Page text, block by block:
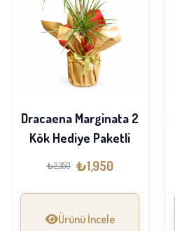
Dracaena Marginata 2
Kök Hediye Paketli
₺2,350 ₺1,950
Ürünü İncele